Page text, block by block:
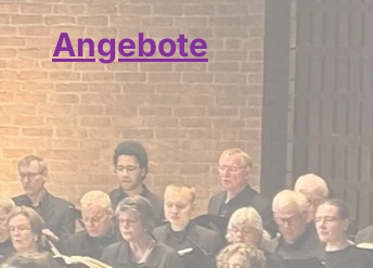
Angebote